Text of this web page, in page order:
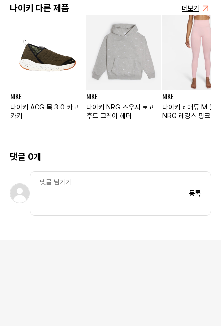
나이키 다른 제품 더보기
NIKE
나이키 ACG 목 3.0 카고
카키
NIKE
나이키 NRG 스우시 로고
후드 그레이 헤더
NIKE
나이키 x 매튜 M 윌
NRG 레깅스 핑크 블
댓글 0개
등록